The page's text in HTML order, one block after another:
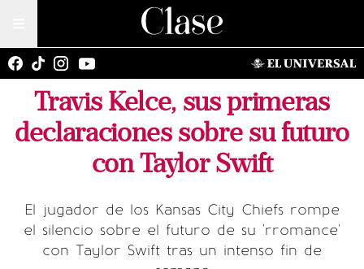
Travis Kelce, sus primeras
declaraciones sobre su futuro
con Taylor Swift
El jugador de los Kansas City Chiefs rompe
el silencio sobre el futuro de su 'rromance'
con Taylor Swift tras un intenso fin de